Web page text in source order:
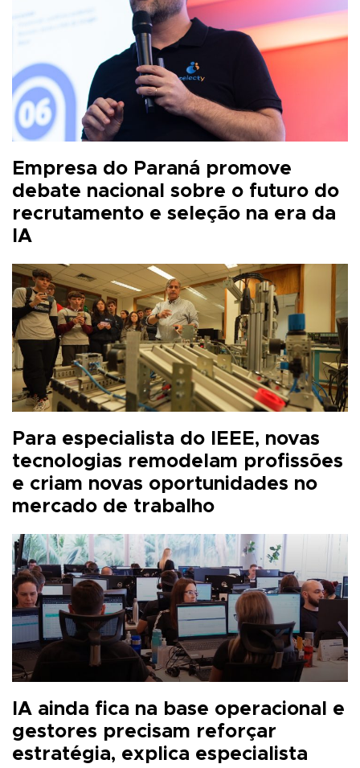
Empresa do Paraná promove
debate nacional sobre o futuro do
recrutamento e seleção na era da
IA
Para especialista do IEEE, novas
tecnologias remodelam profissões
e criam novas oportunidades no
mercado de trabalho
IA ainda fica na base operacional e
gestores precisam reforçar
estratégia, explica especialista